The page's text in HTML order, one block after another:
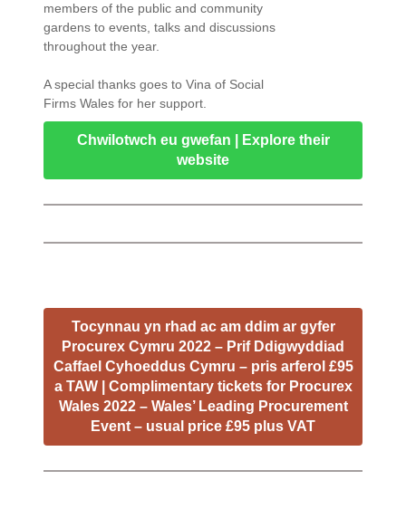
members of the public and community
gardens to events, talks and discussions
throughout the year.
A special thanks goes to Vina of Social
Firms Wales for her support.
Chwilotwch eu gwefan | Explore their
website
Tocynnau yn rhad ac am ddim ar gyfer
Procurex Cymru 2022 – Prif Ddigwyddiad
Caffael Cyhoeddus Cymru – pris arferol £95
a TAW | Complimentary tickets for Procurex
Wales 2022 – Wales’ Leading Procurement
Event – usual price £95 plus VAT